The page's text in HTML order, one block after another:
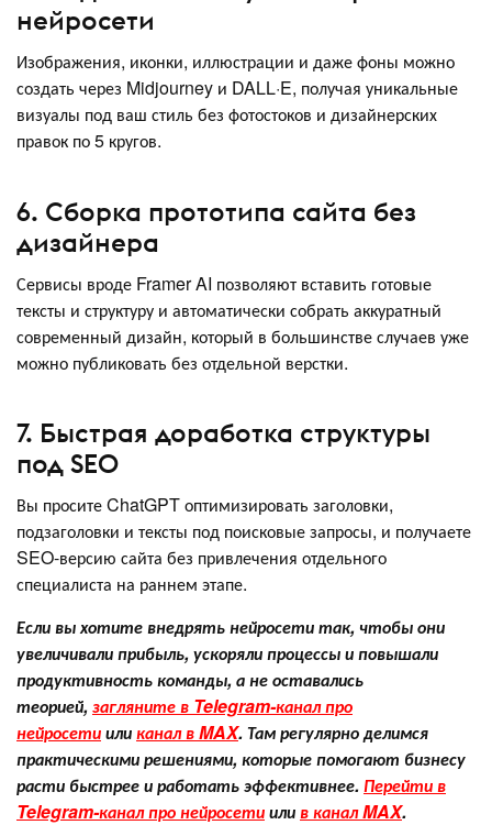
нейросети
Изображения, иконки, иллюстрации и даже фоны можно
создать через Midjourney и DALL·E, получая уникальные
визуалы под ваш стиль без фотостоков и дизайнерских
правок по 5 кругов.
6. Сборка прототипа сайта без
дизайнера
Сервисы вроде Framer AI позволяют вставить готовые
тексты и структуру и автоматически собрать аккуратный
современный дизайн, который в большинстве случаев уже
можно публиковать без отдельной верстки.
7. Быстрая доработка структуры
под SEO
Вы просите ChatGPT оптимизировать заголовки,
подзаголовки и тексты под поисковые запросы, и получаете
SEO-версию сайта без привлечения отдельного
специалиста на раннем этапе.
Если вы хотите внедрять нейросети так, чтобы они
увеличивали прибыль, ускоряли процессы и повышали
продуктивность команды, а не оставались
теорией,загляните в Telegram-канал про
нейросетииликанал в MAX. Там регулярно делимся
практическими решениями, которые помогают бизнесу
расти быстрее и работать эффективнее.Перейти в
Telegram-канал про нейросетиилив канал MAX.